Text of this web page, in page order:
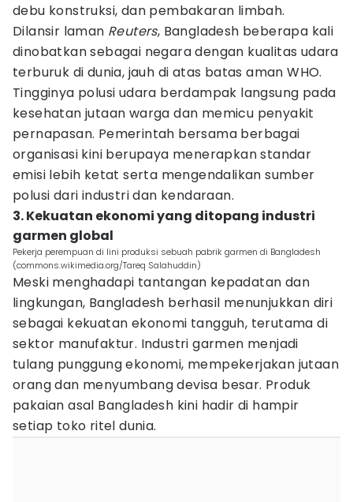
debu konstruksi, dan pembakaran limbah.
Dilansir laman Reuters, Bangladesh beberapa kali
dinobatkan sebagai negara dengan kualitas udara
terburuk di dunia, jauh di atas batas aman WHO.
Tingginya polusi udara berdampak langsung pada
kesehatan jutaan warga dan memicu penyakit
pernapasan. Pemerintah bersama berbagai
organisasi kini berupaya menerapkan standar
emisi lebih ketat serta mengendalikan sumber
polusi dari industri dan kendaraan.
3. Kekuatan ekonomi yang ditopang industri
garmen global
Pekerja perempuan di lini produksi sebuah pabrik garmen di Bangladesh
(commons.wikimedia.org/Tareq Salahuddin)
Meski menghadapi tantangan kepadatan dan
lingkungan, Bangladesh berhasil menunjukkan diri
sebagai kekuatan ekonomi tangguh, terutama di
sektor manufaktur. Industri garmen menjadi
tulang punggung ekonomi, mempekerjakan jutaan
orang dan menyumbang devisa besar. Produk
pakaian asal Bangladesh kini hadir di hampir
setiap toko ritel dunia.